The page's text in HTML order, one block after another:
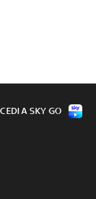
A SKY GO